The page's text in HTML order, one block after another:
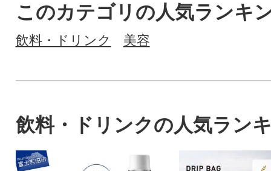
このカテゴリの人気ランキ
飲料・ドリンク 美容
飲料・ドリンクの人気ラン